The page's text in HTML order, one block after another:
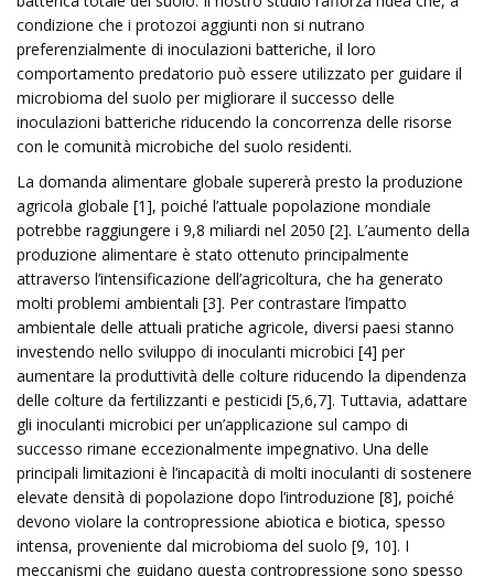
condizione che i protozoi aggiunti non si nutrano
preferenzialmente di inoculazioni batteriche, il loro
comportamento predatorio può essere utilizzato per guidare il
microbioma del suolo per migliorare il successo delle
inoculazioni batteriche riducendo la concorrenza delle risorse
con le comunità microbiche del suolo residenti.
La domanda alimentare globale supererà presto la produzione
agricola globale [1], poiché l’attuale popolazione mondiale
potrebbe raggiungere i 9,8 miliardi nel 2050 [2]. L’aumento della
produzione alimentare è stato ottenuto principalmente
attraverso l’intensificazione dell’agricoltura, che ha generato
molti problemi ambientali [3]. Per contrastare l’impatto
ambientale delle attuali pratiche agricole, diversi paesi stanno
investendo nello sviluppo di inoculanti microbici [4] per
aumentare la produttività delle colture riducendo la dipendenza
delle colture da fertilizzanti e pesticidi [5,6,7]. Tuttavia, adattare
gli inoculanti microbici per un’applicazione sul campo di
successo rimane eccezionalmente impegnativo. Una delle
principali limitazioni è l’incapacità di molti inoculanti di sostenere
elevate densità di popolazione dopo l’introduzione [8], poiché
devono violare la contropressione abiotica e biotica, spesso
intensa, proveniente dal microbioma del suolo [9, 10]. I
meccanismi che guidano questa contropressione sono spesso